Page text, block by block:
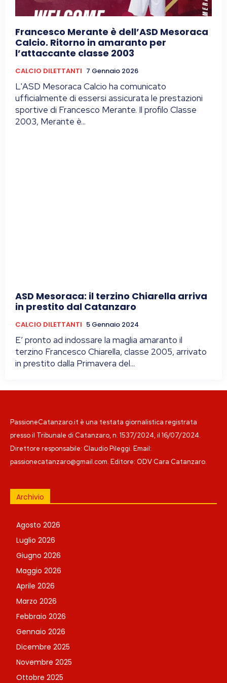
Francesco Merante è dell’ASD Mesoraca
Calcio. Ritorno in amaranto per
l’attaccante classe 2003
CALCIO DILETTANTI 7 Gennaio 2026
L'ASD Mesoraca Calcio ha comunicato
ufficialmente di essersi assicurata le prestazioni
sportive di Francesco Merante. Il profilo Classe
2003, Merante è...
ASD Mesoraca: il terzino Chiarella arriva
in prestito dal Catanzaro
CALCIO DILETTANTI 5 Gennaio 2024
E’ pronto ad indossare la maglia amaranto il
terzino Francesco Chiarella, classe 2005, arrivato
in prestito dalla Primavera del...
PassioneCatanzaro.it è una testata giornalistica registrata
presso il Tribunale di Catanzaro, n. 1537/2024, il 16/07/2024.
Direttore responsabile: Claudio Pileggi. Email:
passionecatanzaro@gmail.com. Editore: ODV Cara Catanzaro.
Archivio
Agosto 2026
Luglio 2026
Giugno 2026
Maggio 2026
Aprile 2026
Marzo 2026
Febbraio 2026
Gennaio 2026
Dicembre 2025
Novembre 2025
Ottobre 2025